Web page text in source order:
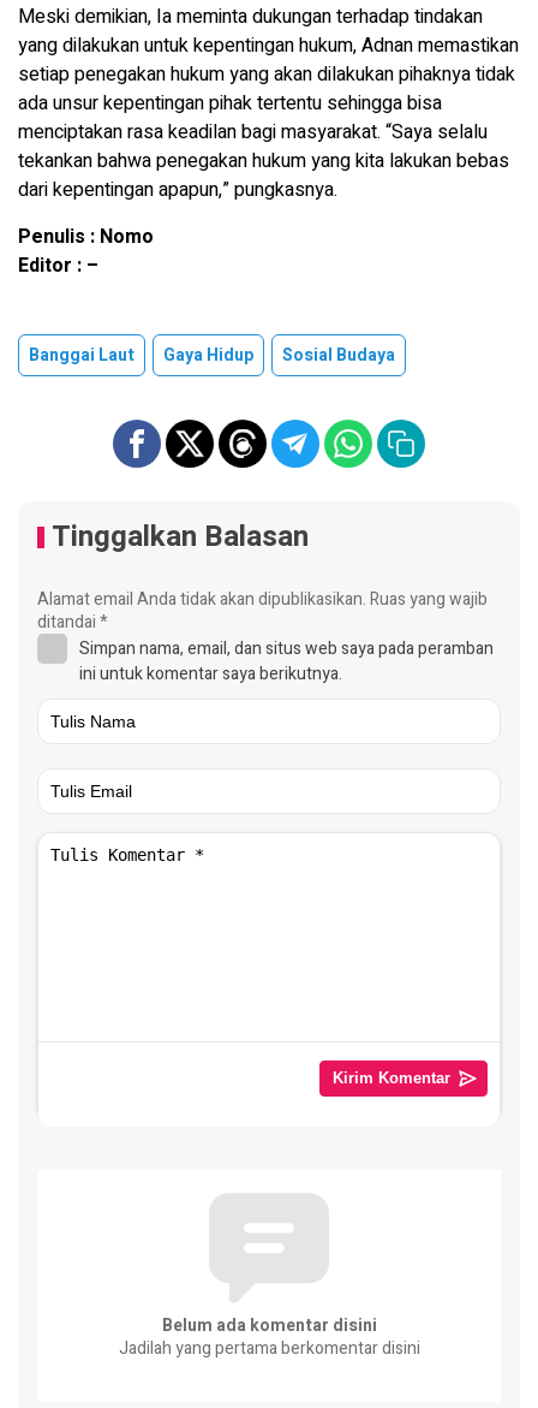
Meski demikian, Ia meminta dukungan terhadap tindakan
yang dilakukan untuk kepentingan hukum, Adnan memastikan
setiap penegakan hukum yang akan dilakukan pihaknya tidak
ada unsur kepentingan pihak tertentu sehingga bisa
menciptakan rasa keadilan bagi masyarakat. “Saya selalu
tekankan bahwa penegakan hukum yang kita lakukan bebas
dari kepentingan apapun,” pungkasnya.
Penulis : Nomo
Editor : –
Banggai Laut Gaya Hidup Sosial Budaya
Tinggalkan Balasan
Alamat email Anda tidak akan dipublikasikan.Ruas yang wajib
ditandai*
Simpan nama, email, dan situs web saya pada peramban
ini untuk komentar saya berikutnya.
Belum ada komentar disini
Jadilah yang pertama berkomentar disini